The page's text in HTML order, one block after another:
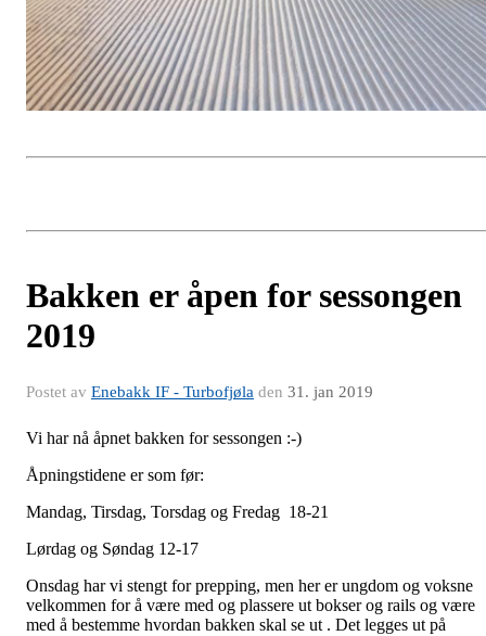
Bakken er åpen for sessongen
2019
Postet av Enebakk IF - Turbofjøla den 31. jan 2019
Vi har nå åpnet bakken for sessongen :-)
Åpningstidene er som før:
Mandag, Tirsdag, Torsdag og Fredag 18-21
Lørdag og Søndag 12-17
Onsdag har vi stengt for prepping, men her er ungdom og voksne
velkommen for å være med og plassere ut bokser og rails og være
med å bestemme hvordan bakken skal se ut . Det legges ut på